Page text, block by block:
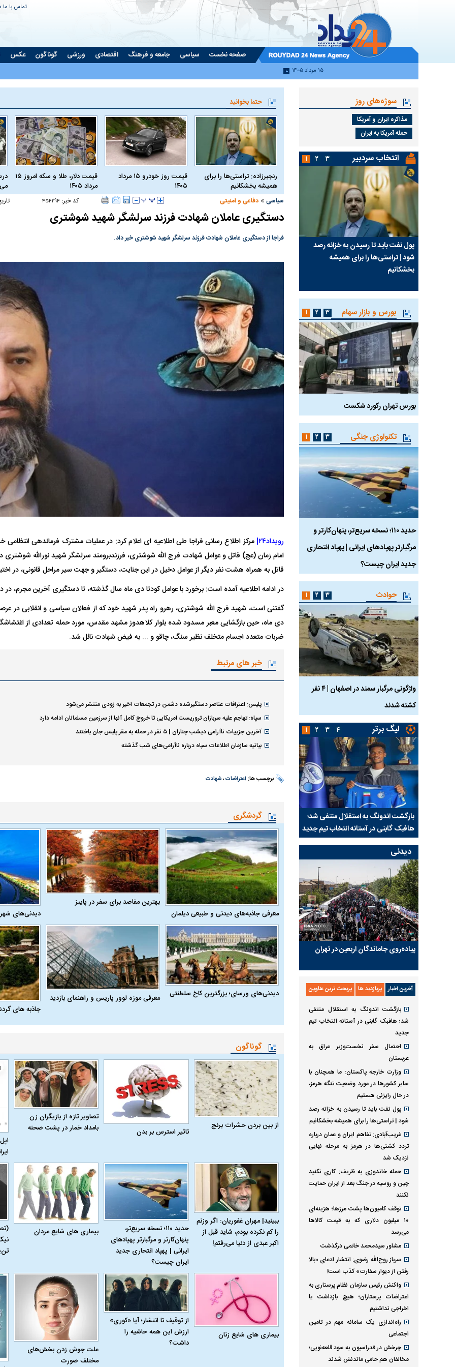
تماس با ما
صفحه نخست سیاسی جامعه و فرهنگ اقتصادی ورزشی گوناگون عکس
۱۵ مرداد ۱۴۰۵
حتما بخوانید
رنجبرزاده: تراستی‌ها را برای
همیشه بخشکانیم
قیمت روز خودرو ۱۵ مرداد
۱۴۰۵
قیمت دلار، طلا و سکه امروز ۱۵
مرداد ۱۴۰۵
سیاسی » دفاعی و امنیتی کد خبر: ۴۵۴۲۹۴
دستگیری عاملان شهادت فرزند سرلشگر شهید شوشتری
فراجا از دستگیری عاملان شهادت فرزند سرلشگر شهید شوشتری خبر داد.
رویداد۲۴|
مرکز اطلاع رسانی فراجا طی اطلاعیه ای اعلام کرد: در عملیات مشترک فرماندهی انتظامی
امام زمان (عج) قاتل و عوامل شهادت فرج الله شوشتری، فرزندبرومند سرلشگر شهید نورالله شوشتری
قاتل به همراه هشت نفر دیگر از عوامل دخیل در این جنایت، دستگیر و جهت سیر مراحل قانونی، در
در ادامه اطلاعیه آمده است: برخورد با عوامل کودتا دی ماه‌ سال گذشته، تا دستگیری آخرین مجرم، در
دی ماه، حین بازگشایی معبر مسدود شده بلوار کلاهدوز مشهد مقدس، مورد حمله تعدادی از
ضربات متعدد اجسام متخلف نظیر سنگ، چاقو و ... به فیض شهادت نائل شد.
خبر های مرتبط
پلیس: اعترافات عناصر دستگیرشده دشمن در تجمعات اخیر به زودی منتشر می‌شود
سپاه: تهاجم علیه سربازان تروریست امریکایی تا خروج کامل آنها از سرزمین مسلمانان ادامه دارد
آخرین جزییات ناآرامی دیشب چناران | ۵ نفر در حمله به مقر پلیس جان باختند
بیانیه سازمان اطلاعات سپاه درباره ناآرامی‌های شب گذشته
برچسب ها: اعتراضات،شهادت
گردشگری
معرفی جاذبه‌های دیدنی و طبیعی دیلمان
بهترین مقاصد برای سفر در پاییز
دیدنی‌های
دیدنی‌های ورسای؛ بزرگترین کاخ سلطنتی
معرفی موزه لوور پاریس و راهنمای بازدید
جاذبه های
گوناگون
از بین بردن حشرات برنج
تاثیر استرس بر بدن
تصاویر تازه از بازیگران زن
بامداد خمار در پشت صحنه
ببینید| مهران غفوریان: اگر وزنم
را کم نکرده بودم، شاید قبل از
اکبر عبدی از دنیا می‌رفتم!
حدید ۱۱۰؛ نسخه سریع‌تر،
پنهان‌کارتر و مرگبارتر پهپادهای
ایرانی | پهپاد انتحاری جدید
ایران چیست؟
بیماری‌ های شایع مردان
بیماری‌ های شایع زنان
از توقیف تا انتشار؛ آیا «کوری»
ارزش این همه حاشیه را
داشت؟
علت جوش زدن بخش‌های
مختلف صورت
سوژه‌های روز
مذاکره ایران و آمریکا
حمله آمریکا به ایران
انتخاب سردبیر
پول نفت باید تا رسیدن به خزانه رصد
شود | تراستی‌ها را برای همیشه
بخشکانیم
چرا رویای آمریکایی سرنگونی رژیم و
پرده تجارت پهپاد‌ ۱۵۰۰ دلاری که
واشنگتن را زمین زد
مطالعه رفتار هیستریک صدا و سیما علیه
۱ ۲ ۳
بورس و بازار سهام
بورس تهران رکورد شکست بورس تهران
۱ ۲ ۳
تکنولوژی جنگی
حدید ۱۱۰؛ نسخه سریع‌تر، پنهان‌کارتر و
مرگبارتر پهپادهای ایرانی | پهپاد انتحاری
جدید ایران چیست؟
چیست؟
مرگبارتر
جدید ایران
۱ ۲ ۳
حوادث
واژگونی مرگبار سمند در اصفهان | ۴ نفر
کشته شدند
توسط حیوانات خورده شد
گرفتگی
۱ ۲ ۳
لیگ برتر
بازگشت اندونگ به استقلال منتفی شد؛
هافبک گابنی در آستانه انتخاب تیم جدید
ابهام بزرگ درباره قرارداد یاسر آسانی؛
اولین چالش حقوقی استقلال
پیش از شروع لیگ
۵ ماه دوری
۱ ۲ ۳ ۴
دیدنی
پیاده‌روی جاماندگان اربعین در تهران
آخرین اخبار پربازدید ها پربحث ترین عناوین
بازگشت اندونگ به استقلال منتفی
شد؛ هافبک گابنی در آستانه انتخاب تیم
جدید
احتمال سفر نخست‌وزیر عراق به
عربستان
وزارت خارجه پاکستان: ما همچنان با
سایر کشور‌ها در مورد وضعیت تنگه هرمز،
در حال رایزنی هستیم
پول نفت باید تا رسیدن به خزانه رصد
شود | تراستی‌ها را برای همیشه بخشکانیم
غریب‌آبادی: تفاهم ایران و عمان درباره
تردد کشتی‌ها در هرمز به مرحله نهایی
نزدیک شد
حمله خاندوزی به ظریف: کاری نکنید
چین و روسیه در جنگ بعد از ایران حمایت
نکنند
توقف کامیون‌ها پشت مرزها؛ هزینه‌ای
۱۰ میلیون دلاری که به قیمت کالاها
می‌رسد
مشاور سیدمحمد خاتمی درگذشت
سرباز روح‌الله رضوی: انتشار ادعای «بالا
رفتن از دیوار سفارت» کذب است!
واکنش رئیس سازمان نظام پرستاری به
اعتراضات پرستاران؛ هیچ بازداشت یا
اخراجی نداشتیم
راه‌اندازی یک سامانه مهم در تامین
اجتماعی
چرخش در فدراسیون به سود قلعه‌نویی؛
مخالفان هم حامی ماندنش شدند